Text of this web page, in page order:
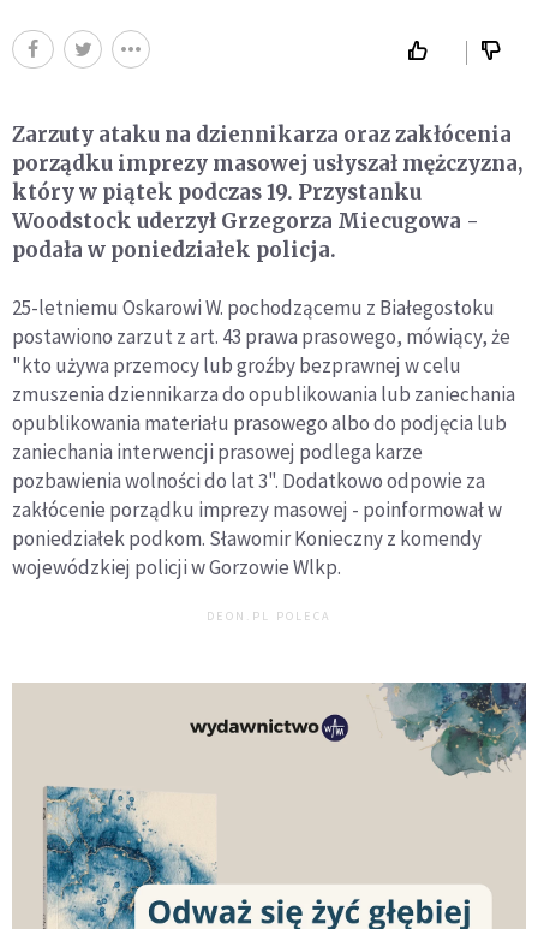
Zarzuty ataku na dziennikarza oraz zakłócenia
porządku imprezy masowej usłyszał mężczyzna,
który w piątek podczas 19. Przystanku
Woodstock uderzył Grzegorza Miecugowa -
podała w poniedziałek policja.
25-letniemu Oskarowi W. pochodzącemu z Białegostoku
postawiono zarzut z art. 43 prawa prasowego, mówiący, że
"kto używa przemocy lub groźby bezprawnej w celu
zmuszenia dziennikarza do opublikowania lub zaniechania
opublikowania materiału prasowego albo do podjęcia lub
zaniechania interwencji prasowej podlega karze
pozbawienia wolności do lat 3". Dodatkowo odpowie za
zakłócenie porządku imprezy masowej - poinformował w
poniedziałek podkom. Sławomir Konieczny z komendy
wojewódzkiej policji w Gorzowie Wlkp.
DEON.PL POLECA